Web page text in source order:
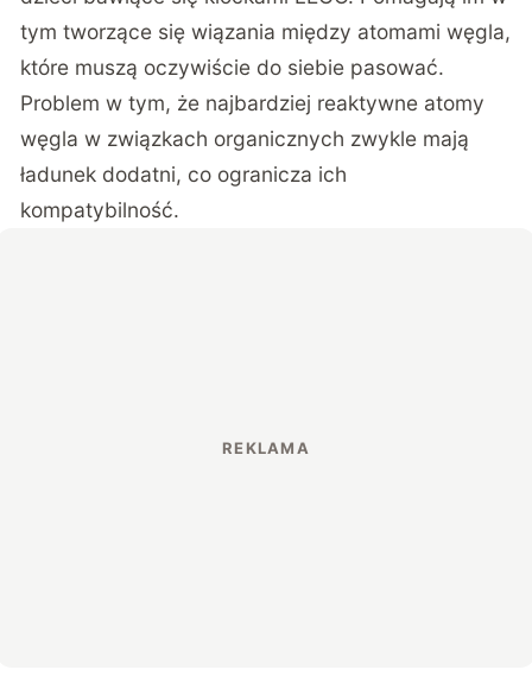
tym tworzące się wiązania między atomami węgla,
które muszą oczywiście do siebie pasować.
Problem w tym, że najbardziej reaktywne atomy
węgla w związkach organicznych zwykle mają
ładunek dodatni, co ogranicza ich
kompatybilność.